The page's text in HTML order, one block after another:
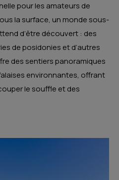
pour les amateurs de
la surface, un monde sous-
d’être découvert : des
de posidonies et d’autres
des sentiers panoramiques
environnantes, offrant
le souffle et des